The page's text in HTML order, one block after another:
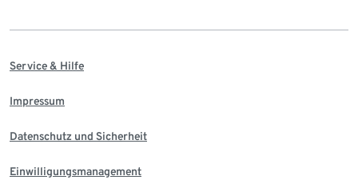
Service & Hilfe
Impressum
Datenschutz und Sicherheit
Einwilligungsmanagement